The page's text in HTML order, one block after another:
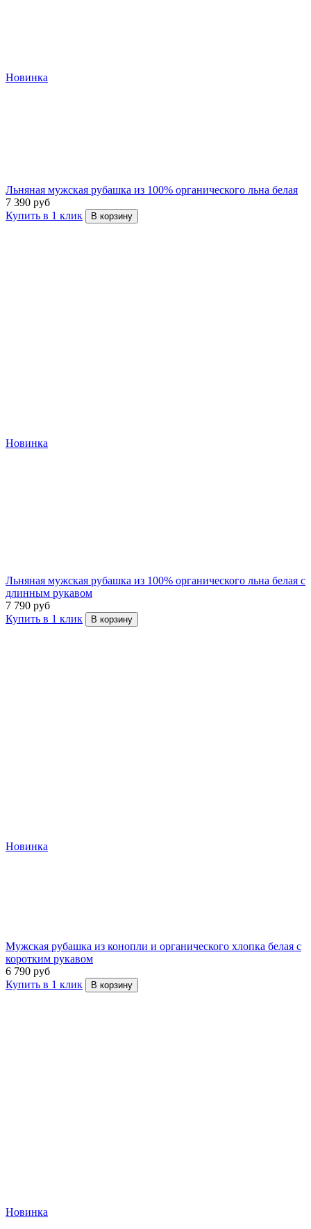
Новинка
Льняная мужская рубашка из 100% органического льна белая
7 390 руб
Купить в 1 клик
В корзину
Новинка
Льняная мужская рубашка из 100% органического льна белая с
длинным рукавом
7 790 руб
Купить в 1 клик
В корзину
Новинка
Мужская рубашка из конопли и органического хлопка белая с
коротким рукавом
6 790 руб
Купить в 1 клик
В корзину
Новинка